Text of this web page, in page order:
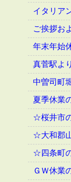
イタリア
ご挨拶お
年末年始
真菅駅よ
中曽司町
夏季休業
☆桜井市
☆大和郡
☆四条町
ＧＷ休業